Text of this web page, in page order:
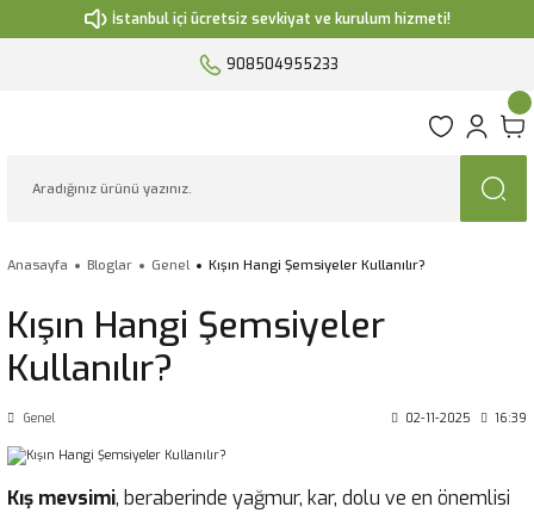
İstanbul içi ücretsiz sevkiyat ve kurulum hizmeti!
908504955233
Anasayfa Bloglar Genel Kışın Hangi Şemsiyeler Kullanılır?
Kışın Hangi Şemsiyeler
Kullanılır?
Genel 02-11-2025 16:39
Kış mevsimi, beraberinde yağmur, kar, dolu ve en önemlisi